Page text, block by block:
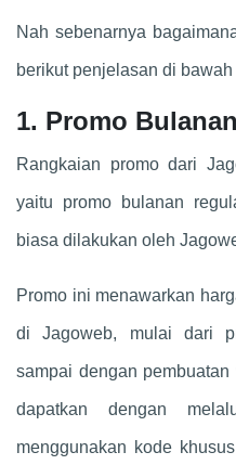
Nah sebenarnya
berikut penjelasan di bawah
1. Promo
Rangkaian promo dari
yaitu promo bulanan
biasa dilakukan oleh
Promo ini menawarkan
di Jagoweb, mulai dari
sampai dengan
dapatkan dengan
menggunakan kode